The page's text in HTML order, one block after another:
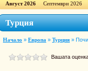
Август 2026 Септември 2026
Турция
Начало » Европа » Турция »
Вашата